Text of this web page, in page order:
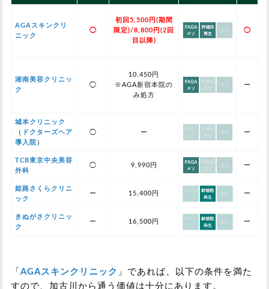
AGAスキンクリ
ニック
◯
初回5,500円(期間
限定)/8,800円(2回
目以降)
◯
湘南美容クリニッ
ク
◯
10,450円
※AGA新宿本院の
み処方
ー
城本クリニック
（
ドクターズヘア
導入院 ）
◯ ー ー
TCB東京中央美容
外科
◯ 9,990円 ー
姫路さくらクリニ
ック
ー 15,400円 ー
きぬがさクリニッ
ク
ー 16,500円 ー
「 AGAスキンクリニック 」であれば、以下の条件を満た
すので、加古川から通う価値は十分にあります。